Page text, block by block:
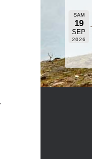
SAM
19
SEP
2026